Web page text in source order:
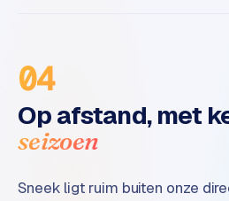
u
s
t
r
i
e
04
Op afstand, met
seizoen
Sneek ligt ruim buiten onze